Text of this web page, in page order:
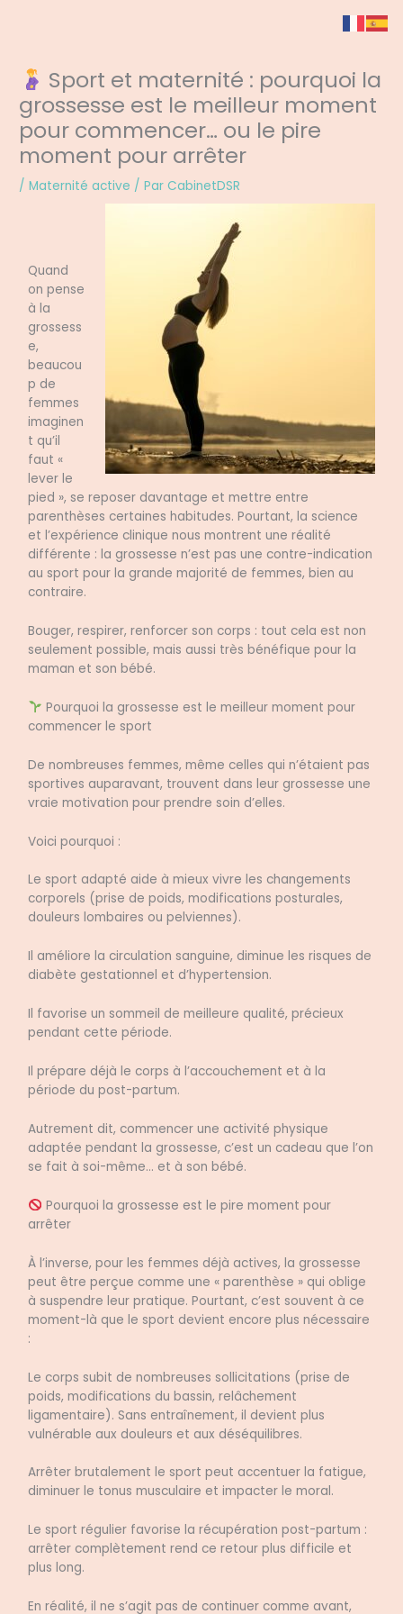
Sport et maternité : pourquoi la
grossesse est le meilleur moment
pour commencer… ou le pire
moment pour arrêter
/Maternité active / ParCabinetDSR
Quand
on pense
à la
grossess
e,
beaucou
p de
femmes
imaginen
t qu’il
faut «
lever le
pied », se reposer davantage et mettre entre
parenthèses certaines habitudes. Pourtant, la science
et l’expérience clinique nous montrent une réalité
différente : la grossesse n’est pas une contre-indication
au sport pour la grande majorité de femmes, bien au
contraire.
Bouger, respirer, renforcer son corps : tout cela est non
seulement possible, mais aussi très bénéfique pour la
maman et son bébé.
Pourquoi la grossesse est le meilleur moment pour
commencer le sport
De nombreuses femmes, même celles qui n’étaient pas
sportives auparavant, trouvent dans leur grossesse une
vraie motivation pour prendre soin d’elles.
Voici pourquoi :
Le sport adapté aide à mieux vivre les changements
corporels (prise de poids, modifications posturales,
douleurs lombaires ou pelviennes).
Il améliore la circulation sanguine, diminue les risques de
diabète gestationnel et d’hypertension.
Il favorise un sommeil de meilleure qualité, précieux
pendant cette période.
Il prépare déjà le corps à l’accouchement et à la
période du post-partum.
Autrement dit, commencer une activité physique
adaptée pendant la grossesse, c’est un cadeau que l’on
se fait à soi-même… et à son bébé.
Pourquoi la grossesse est le pire moment pour
arrêter
À l’inverse, pour les femmes déjà actives, la grossesse
peut être perçue comme une « parenthèse » qui oblige
à suspendre leur pratique. Pourtant, c’est souvent à ce
moment-là que le sport devient encore plus nécessaire
:
Le corps subit de nombreuses sollicitations (prise de
poids, modifications du bassin, relâchement
ligamentaire). Sans entraînement, il devient plus
vulnérable aux douleurs et aux déséquilibres.
Arrêter brutalement le sport peut accentuer la fatigue,
diminuer le tonus musculaire et impacter le moral.
Le sport régulier favorise la récupération post-partum :
arrêter complètement rend ce retour plus difficile et
plus long.
En réalité, il ne s’agit pas de continuer comme avant,